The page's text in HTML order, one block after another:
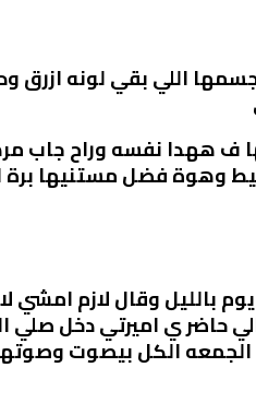
اللي بقي لونه ازرق
ههدا نفسه وراح جاب
وهوة فضل مستنيها
وقال لازم امشي
حاضر ي اميرتي دخل صلي
الجمعه الكل بيصوت